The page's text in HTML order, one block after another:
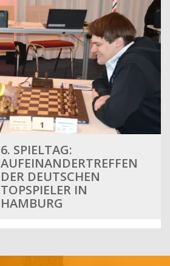
6. SPIELTAG:
AUFEINANDERTREFFEN
DER DEUTSCHEN
TOPSPIELER IN
HAMBURG